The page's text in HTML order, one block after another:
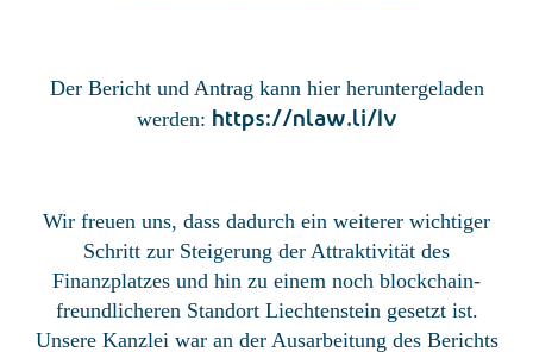
Der Bericht und Antrag kann hier heruntergeladen
werden: https://nlaw.li/1v
Wir freuen uns, dass dadurch ein weiterer wichtiger
Schritt zur Steigerung der Attraktivität des
Finanzplatzes und hin zu einem noch blockchain-
freundlicheren Standort Liechtenstein gesetzt ist.
Unsere Kanzlei war an der Ausarbeitung des Berichts